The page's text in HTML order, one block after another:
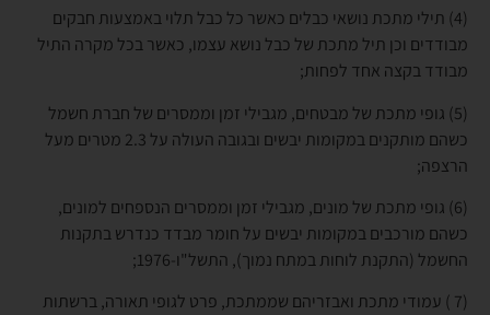
(4) תילי מתכת נושאי כבלים כאשר כל כבל תלוי באמצעות חבקים
מבודדים וכן תיל מתכת של כבל נושא עצמו, כאשר בכל מקרה התיל
מבודד בקצה אחד לפחות;
(5) גופי מתכת של מבטחים, מגבילי זמן וממסרים של חברת חשמל
כשהם מותקנים במקומות יבשים ובגובה העולה על 2.3 מטרים מעל
הרצפה;
(6) גופי מתכת של מונים, מגבילי זמן וממסרים הנספחים למונים,
כשהם מורכבים במקומות יבשים על חומר מבדד כנדרש בתקנות
החשמל (התקנת לוחות במתח נמוך), התשל"ו-1976;
(7 ) עמודי מתכת ואבזריהם שממתכת, פרט לגופי תאורה, ברשתות